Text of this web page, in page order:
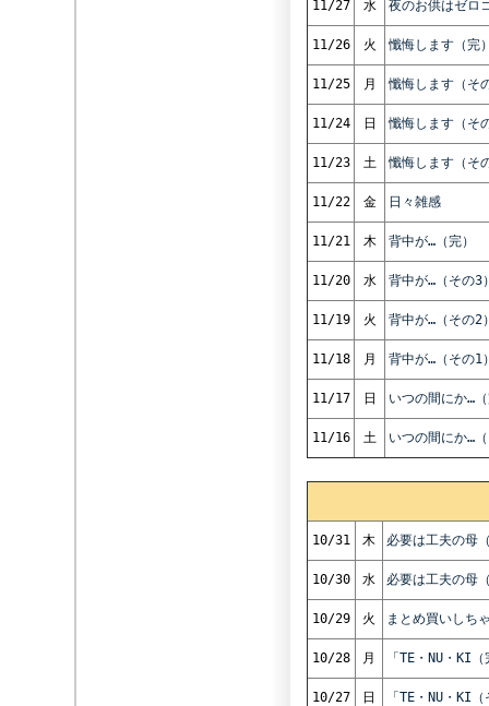
11/27 水 夜のお供はゼロ
11/26 火 懺悔します（完
11/25 月 懺悔します（そ
11/24 日 懺悔します（そ
11/23 土 懺悔します（そ
11/22 金 日々雑感
11/21 木 背中が…（完）
11/20 水 背中が…（その3
11/19 火 背中が…（その2
11/18 月 背中が…（その1
11/17 日 いつの間にか…
11/16 土 いつの間にか…
10/31 木 必要は工夫の母
10/30 水 必要は工夫の母
10/29 火 まとめ買いしち
10/28 月 「TE・NU・KI
10/27 日 「TE・NU・KI